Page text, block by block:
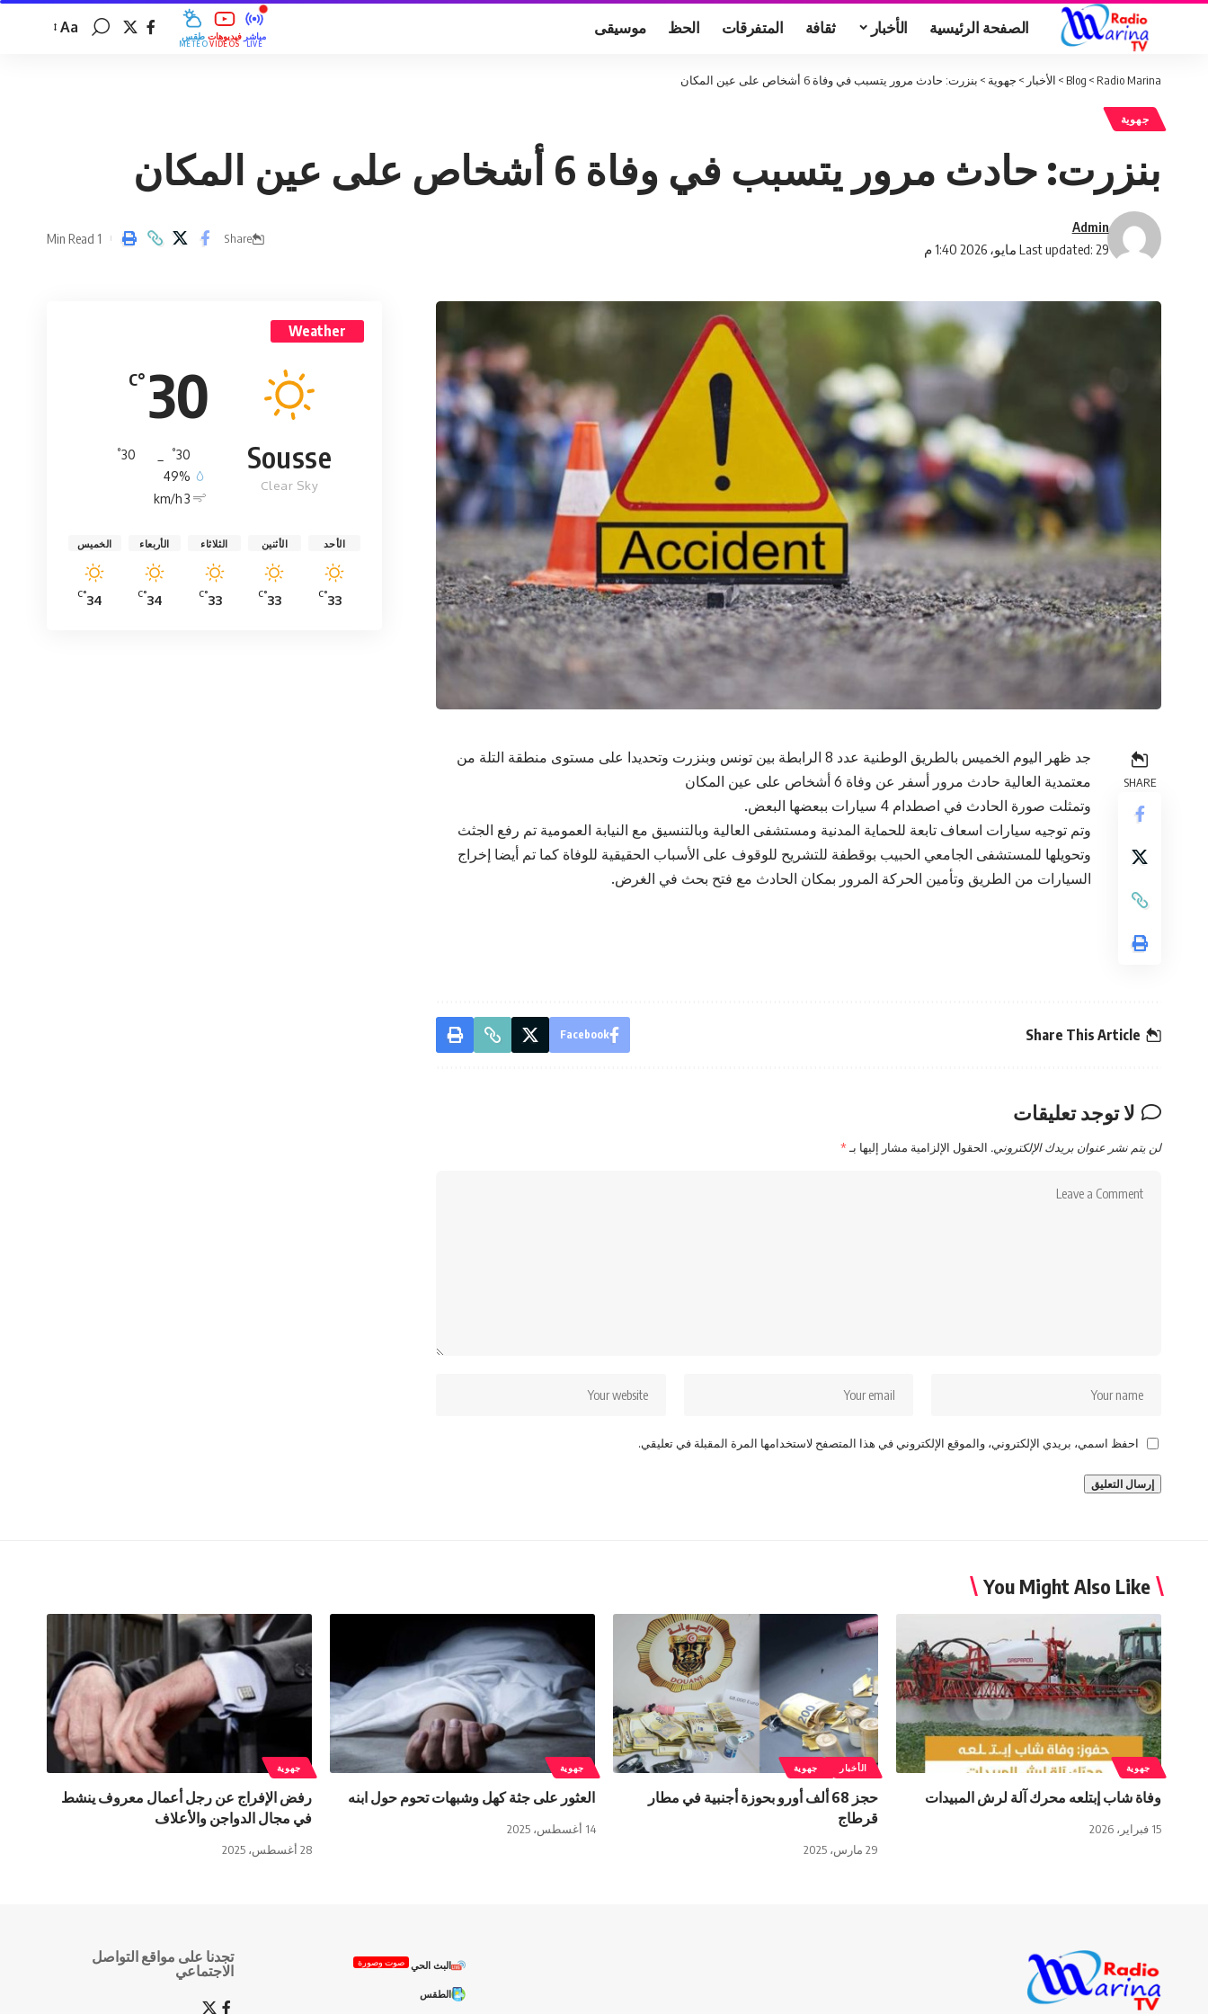
الصفحة الرئيسية الأخبار ثقافة المتفرقات الحظ موسيقى طقس
MÉTÉO
فيديوهات
VIDÉOS
مباشر
LIVE
Aa
Radio Marina
>
Blog
> الأخبار > جهوية > بنزرت: حادث مرور يتسبب في وفاة 6 أشخاص على عين المكان
جهوية
بنزرت: حادث مرور يتسبب في وفاة 6 أشخاص على عين المكان
Last updated: 29 مايو، 2026 1:40 م
Admin
Share
1 Min Read
SHARE
جد ظهر اليوم الخميس بالطريق الوطنية عدد 8 الرابطة بين تونس وبنزرت وتحديدا على مستوى منطقة التلة من
معتمدية العالية حادث مرور أسفر عن وفاة 6 أشخاص على عين المكان
وتمثلت صورة الحادث في اصطدام 4 سيارات ببعضها البعض.
وتم توجيه سيارات اسعاف تابعة للحماية المدنية ومستشفى العالية وبالتنسيق مع النيابة العمومية تم رفع الجثث
وتحويلها للمستشفى الجامعي الحبيب بوقطفة للتشريح للوقوف على الأسباب الحقيقية للوفاة كما تم أيضا إخراج
السيارات من الطريق وتأمين الحركة المرور بمكان الحادث مع فتح بحث في الغرض.
Share This Article
Facebook
لا توجد تعليقات
لن يتم نشر عنوان بريدك الإلكتروني. الحقول الإلزامية مشار إليها بـ*
احفظ اسمي، بريدي الإلكتروني، والموقع الإلكتروني في هذا المتصفح لاستخدامها المرة المقبلة في تعليقي.
Weather
30
°C
Sousse
Clear Sky
30
°
30
°
49%
3 km/h
الأحد
33
°C
الأثنين
33
°C
الثلاثاء
33
°C
الأربعاء
34
°C
الخميس
34
°C
You Might Also Like
جهوية
وفاة شاب إبتلعه محرك آلة لرش المبيدات
15 فبراير، 2026
الأخبار جهوية
حجز 68 ألف أورو بحوزة أجنبية في مطار
قرطاج
29 مارس، 2025
جهوية
العثور على جثة كهل وشبهات تحوم حول ابنه
14 أغسطس، 2025
جهوية
رفض الإفراج عن رجل أعمال معروف ينشط
في مجال الدواجن والأعلاف
28 أغسطس، 2025
البث الحي صوت وصورة
الطقس
تجدنا على مواقع التواصل
الاجتماعي